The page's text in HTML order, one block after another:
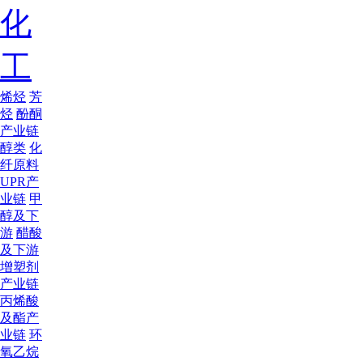
化
工
烯烃 芳
烃 酚酮
产业链
醇类 化
纤原料
UPR产
业链 甲
醇及下
游 醋酸
及下游
增塑剂
产业链
丙烯酸
及酯产
业链 环
氧乙烷